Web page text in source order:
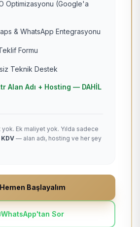
Optimizasyonu (Google'a
& WhatsApp Entegrasyonu
Formu
Teknik Destek
Alan Adı + Hosting — DAHİL
yok. Ek maliyet yok. Yılda sadece
— alan adı, hosting ve her şey
Hemen Başlayalım
WhatsApp'tan Sor